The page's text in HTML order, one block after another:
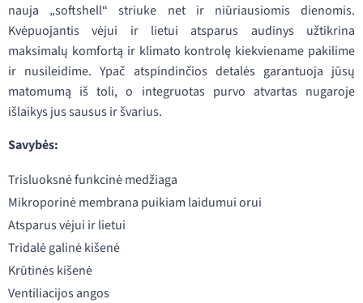
nauja „softshell“ striuke net ir niūriausiomis dienomis.
Kvėpuojantis vėjui ir lietui atsparus audinys užtikrina
maksimalų komfortą ir klimato kontrolę kiekviename pakilime
ir nusileidime. Ypač atspindinčios detalės garantuoja jūsų
matomumą iš toli, o integruotas purvo atvartas nugaroje
išlaikys jus sausus ir švarius.
Savybės:
Trisluoksnė funkcinė medžiaga
Mikroporinė membrana puikiam laidumui orui
Atsparus vėjui ir lietui
Tridalė galinė kišenė
Krūtinės kišenė
Ventiliacijos angos